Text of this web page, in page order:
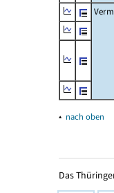
▴ nach oben
Das